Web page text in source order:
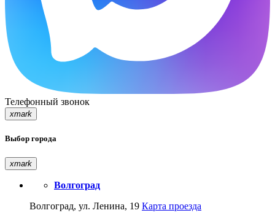
Телефонный звонок
xmark
Выбор города
xmark
Волгоград
Волгоград, ул. Ленина, 19 Карта проезда